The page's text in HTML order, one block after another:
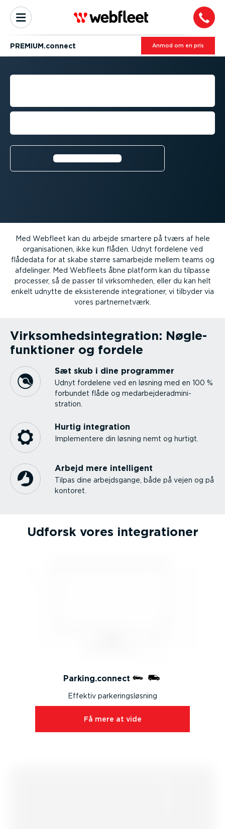
PREMIUM.connect Anmod om en pris
VIRKSOM­HEDS­IN­TE­GRA­
Øg din flådes effek­ti­vitet med premi­um­
Få mere at vide⁠
Med Webfleet kan du arbejde smartere på tværs af hele
organi­sa­tionen, ikke kun flåden. Udnyt fordelene ved
flådedata for at skabe større samarbejde mellem teams og
afdelinger. Med Webfleets åbne platform kan du tilpasse
processer, så de passer til virksom­heden, eller du kan helt
enkelt udnytte de eksiste­rende integra­tioner, vi tilbyder via
vores partner­netværk.
Virksom­heds­in­te­gration: Nøgle­
funk­tioner og fordele
Sæt skub i dine programmer
Udnyt fordelene ved en løsning med en 100 %
forbundet flåde og medar­bej­de­rad­mi­ni­
stration.
Hurtig integration
Imple­mentere din løsning nemt og hurtigt.
Arbejd mere intelligent
Tilpas dine arbejds­gange, både på vejen og på
kontoret.
Udforsk vores integra­tioner
Parking.connect
Effektiv parke­rings­løsning
Få mere at vide